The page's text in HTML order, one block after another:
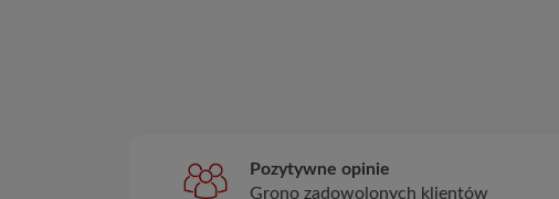
Pozytywne opinie
Grono zadowolonych klientów